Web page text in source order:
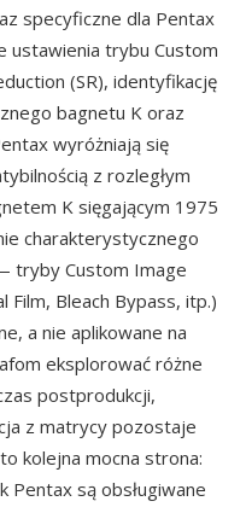
specyficzne dla Pentax
ustawienia trybu Custom
(SR), identyfikację
bagnetu K oraz
wyróżniają się
z rozległym
K sięgającym 1975
charakterystycznego
tryby Custom Image
Bleach Bypass, itp.)
a nie aplikowane na
eksplorować różne
postprodukcji,
z matrycy pozostaje
kolejna mocna strona:
Pentax są obsługiwane